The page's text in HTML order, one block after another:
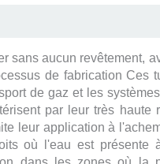
sans aucun revêtement,
de fabrication Ces
de gaz et les
par leur très haute
leur application à
où l'eau est présente